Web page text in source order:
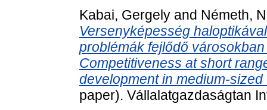
Kabai, Gergely and Németh,
Versenyképesség
problémák fejlődő
Competitiveness at short
development in medium-sized
paper). Vállalatgazdaságtan